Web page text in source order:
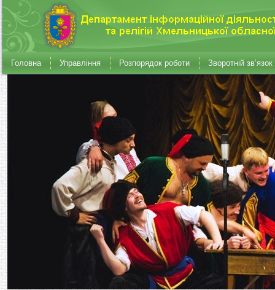
Головна Управління Розпорядок роботи Зворотній зв’язок